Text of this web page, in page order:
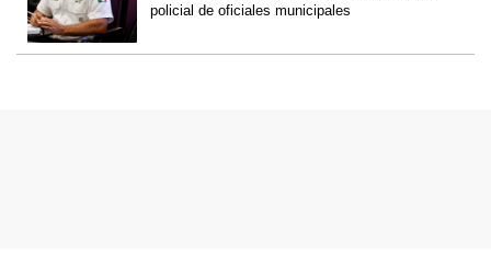
policial de oficiales municipales